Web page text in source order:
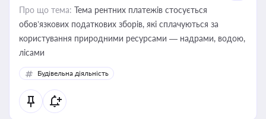
Про що тема: Тема рентних платежів стосується
обов’язкових податкових зборів, які сплачуються за
користування природними ресурсами — надрами, водою,
лісами
Будівельна діяльність